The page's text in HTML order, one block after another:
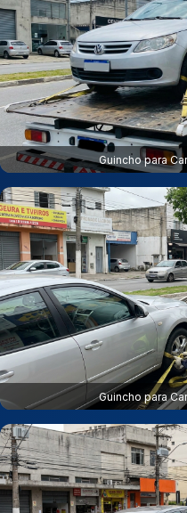
Guincho para
Guincho para